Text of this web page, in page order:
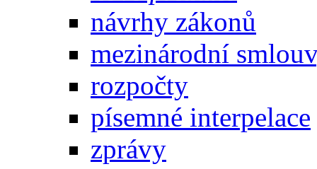
návrhy zákonů
mezinárodní
rozpočty
písemné interpelace
zprávy